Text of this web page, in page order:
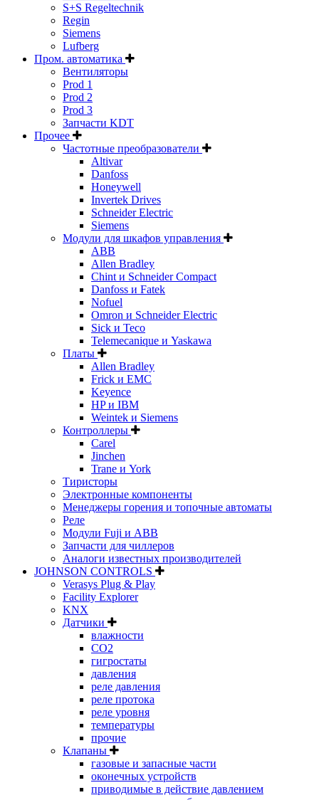
S+S Regeltechnik
Regin
Siemens
Lufberg
Пром. автоматика
Вентиляторы
Prod 1
Prod 2
Prod 3
Запчасти KDT
Прочее
Частотные преобразователи
Altivar
Danfoss
Honeywell
Invertek Drives
Schneider Electric
Siemens
Модули для шкафов управления
ABB
Allen Bradley
Chint и Schneider Compact
Danfoss и Fatek
Nofuel
Omron и Schneider Electric
Sick и Teco
Telemecanique и Yaskawa
Платы
Allen Bradley
Frick и EMC
Keyence
HP и IBM
Weintek и Siemens
Контроллеры
Carel
Jinchen
Trane и York
Тиристоры
Электронные компоненты
Менеджеры горения и топочные автоматы
Реле
Модули Fuji и ABB
Запчасти для чиллеров
Аналоги известных производителей
JOHNSON CONTROLS
Verasys Plug & Play
Facility Explorer
KNX
Датчики
влажности
CO2
гигростаты
давления
реле давления
реле протока
реле уровня
температуры
прочие
Клапаны
газовые и запасные части
оконечных устройств
приводимые в действие давлением